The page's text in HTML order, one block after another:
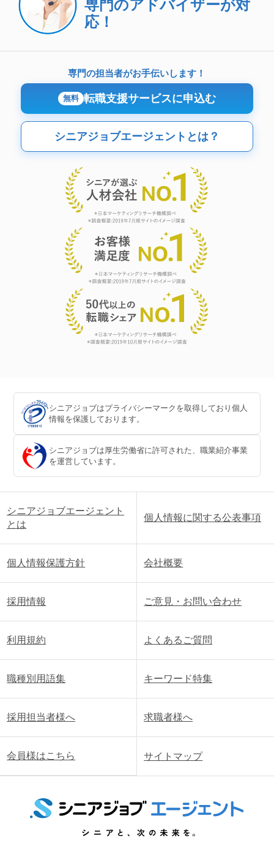
専門のアドバイザーが対
応！
専門の担当者がお手伝いします！
無料 転職支援サービスに申込む
シニアジョブエージェントとは？
シニアジョブはプライバシーマークを取得しており個人
情報を保護しております。
シニアジョブは厚生労働省に許可された、職業紹介事業
を運営しています。
シニアジョブエージェント
とは
個人情報に関する公表事項
個人情報保護方針 会社概要
採用情報 ご意見・お問い合わせ
利用規約 よくあるご質問
職種別用語集 キーワード特集
採用担当者様へ 求職者様へ
会員様はこちら サイトマップ